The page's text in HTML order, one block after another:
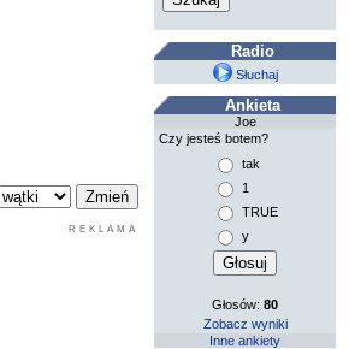
REKLAMA
Radio
Słuchaj
Ankieta
Joe
Czy jesteś botem?
tak
1
TRUE
y
Głosów:80
Zobacz wyniki
Inne ankiety